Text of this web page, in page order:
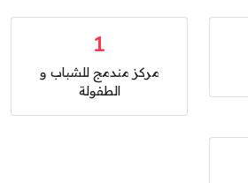
1
مركز مندمج للشباب و
الطفولة